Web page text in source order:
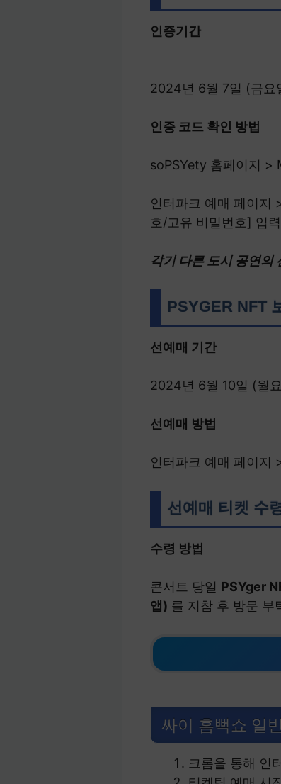
인증기간
2024년 6월 7일 (금요
인증 코드 확인 방법
soPSYety 홈페이지 >
인터파크 예매 페이지
호/고유 비밀번호] 입
각기 다른 도시 공연의
PSYGER NFT
선예매 기간
2024년 6월 10일 (월
선예매 방법
인터파크 예매 페이지
선예매 티켓 수
수령 방법
콘서트 당일 PSYger
앱) 를 지참 후 방문 부
싸이 흠뻑쇼 일
크롬을 통해 인